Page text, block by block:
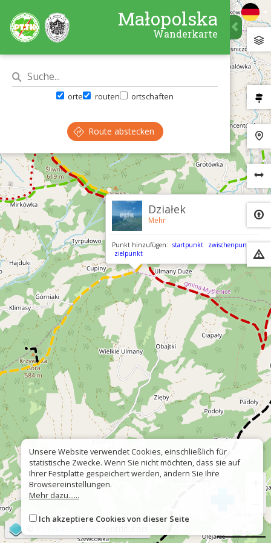
×
Działek
Mehr
Punkt hinzufügen: startpunkt
zwischenpunkt
zielpunkt
Małopolska
Wanderkarte
orte routen ortschaften
Route abstecken
Unsere Website verwendet Cookies, einschließlich für
statistische Zwecke. Wenn Sie nicht möchten, dass sie auf
Ihrer Festplatte gespeichert werden, ändern Sie Ihre
Browsereinstellungen.
Mehr dazu......
Ich akzeptiere Cookies von dieser Seite